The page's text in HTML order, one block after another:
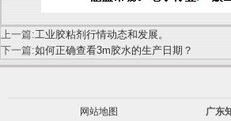
上一篇:工业胶粘剂行情动态和发展。
下一篇:如何正确查看3m胶水的生产日期？
网站地图
广东